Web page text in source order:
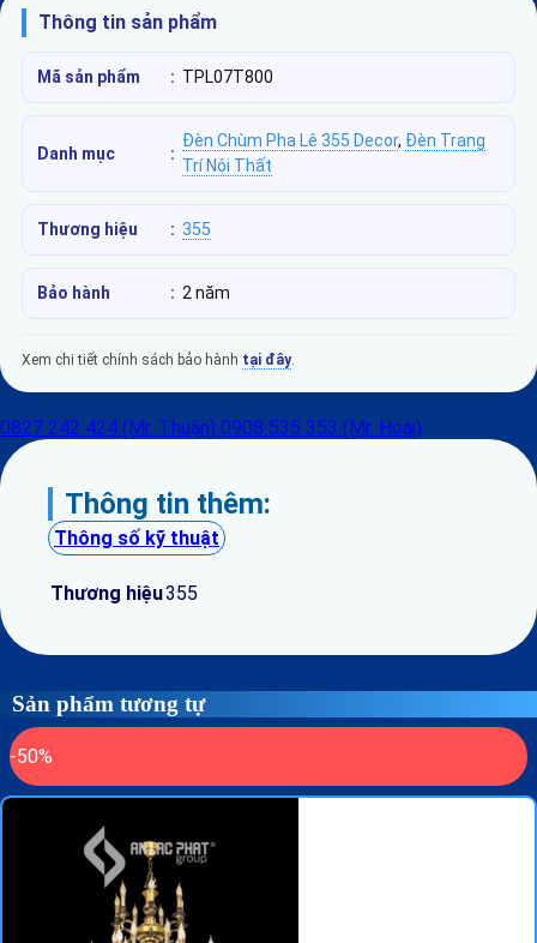
Thông tin sản phẩm
Mã sản phẩm : TPL07T800
Danh mục :
Đèn Chùm Pha Lê 355 Decor, Đèn Trang
Trí Nội Thất
Thương hiệu : 355
Bảo hành : 2 năm
Xem chi tiết chính sách bảo hành tại đây.
0827 242 424 (Mr. Thuận) 0908 535 353 (Mr. Hoài)
Thông tin thêm:
Thông số kỹ thuật
Thương hiệu355
Sản phẩm tương tự
-50%